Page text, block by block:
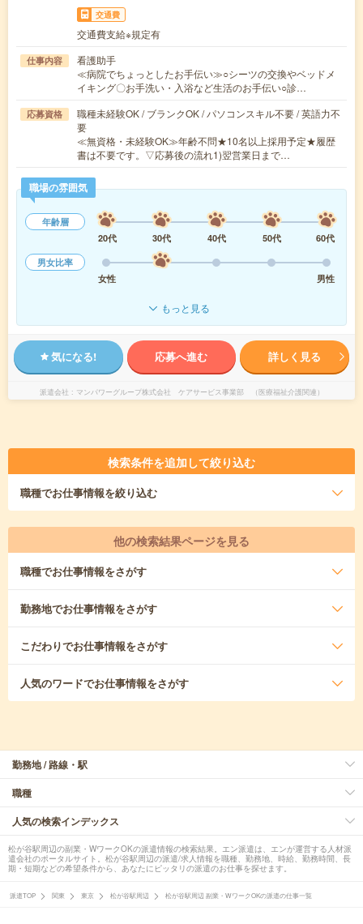
交通費
交通費支給※規定有
仕事内容
看護助手
≪病院でちょっとしたお手伝い≫○シーツの交換やベッドメ
イキング〇お手洗い・入浴など生活のお手伝い○診…
応募資格
職種未経験OK / ブランクOK / パソコンスキル不要 / 英語力不
要
≪無資格・未経験OK≫年齢不問★10名以上採用予定★履歴
書は不要です。▽応募後の流れ1)翌営業日まで…
職場の雰囲気
年齢層
20代
30代 40代 50代
60代
男女比率
女性
男性
もっと見る
気になる! 応募へ進む 詳しく見る
派遣会社 マンパワーグループ株式会社 ケアサービス事業部 （医療福祉介護関連）
検索条件を追加して絞り込む
職種でお仕事情報を絞り込む
他の検索結果ページを見る
職種でお仕事情報をさがす
勤務地でお仕事情報をさがす
こだわりでお仕事情報をさがす
人気のワードでお仕事情報をさがす
勤務地 / 路線・駅
職種
人気の検索インデックス
松が谷駅周辺の副業・WワークOKの派遣情報の検索結果。エン派遣は、エンが運営する人材派
遣会社のポータルサイト。松が谷駅周辺の派遣/求人情報を職種、勤務地、時給、勤務時間、長
期・短期などの希望条件から、あなたにピッタリの派遣のお仕事を探せます。
派遣TOP 関東 東京 松が谷駅周辺 松が谷駅周辺 副業・WワークOKの派遣の仕事一覧